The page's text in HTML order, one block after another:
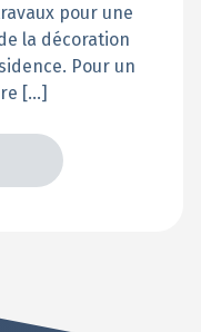
pour une
la décoration
Pour un
[…]